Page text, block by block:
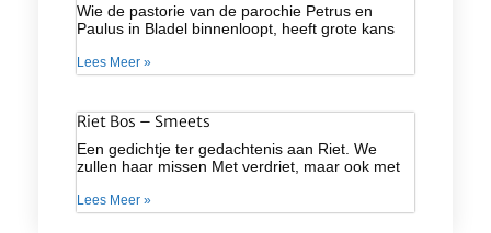
Wie de pastorie van de parochie Petrus en
Paulus in Bladel binnenloopt, heeft grote kans
Lees Meer »
Riet Bos – Smeets
Een gedichtje ter gedachtenis aan Riet. We
zullen haar missen Met verdriet, maar ook met
Lees Meer »